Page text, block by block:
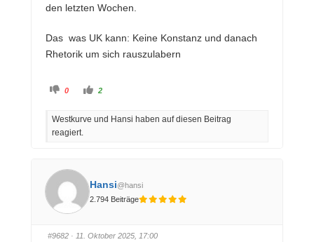
den letzten Wochen.
Das was UK kann: Keine Konstanz und danach
Rhetorik um sich rauszulabern
A
i
k
r
D
a
u
m
e
a
0
A
n
i
D
a
u
m
a
2
Westkurve und Hansi haben auf diesen Beitrag
reagiert.
Hansi@hansi
2.794 Beiträge
#9682· 11. Oktober 2025, 17:00